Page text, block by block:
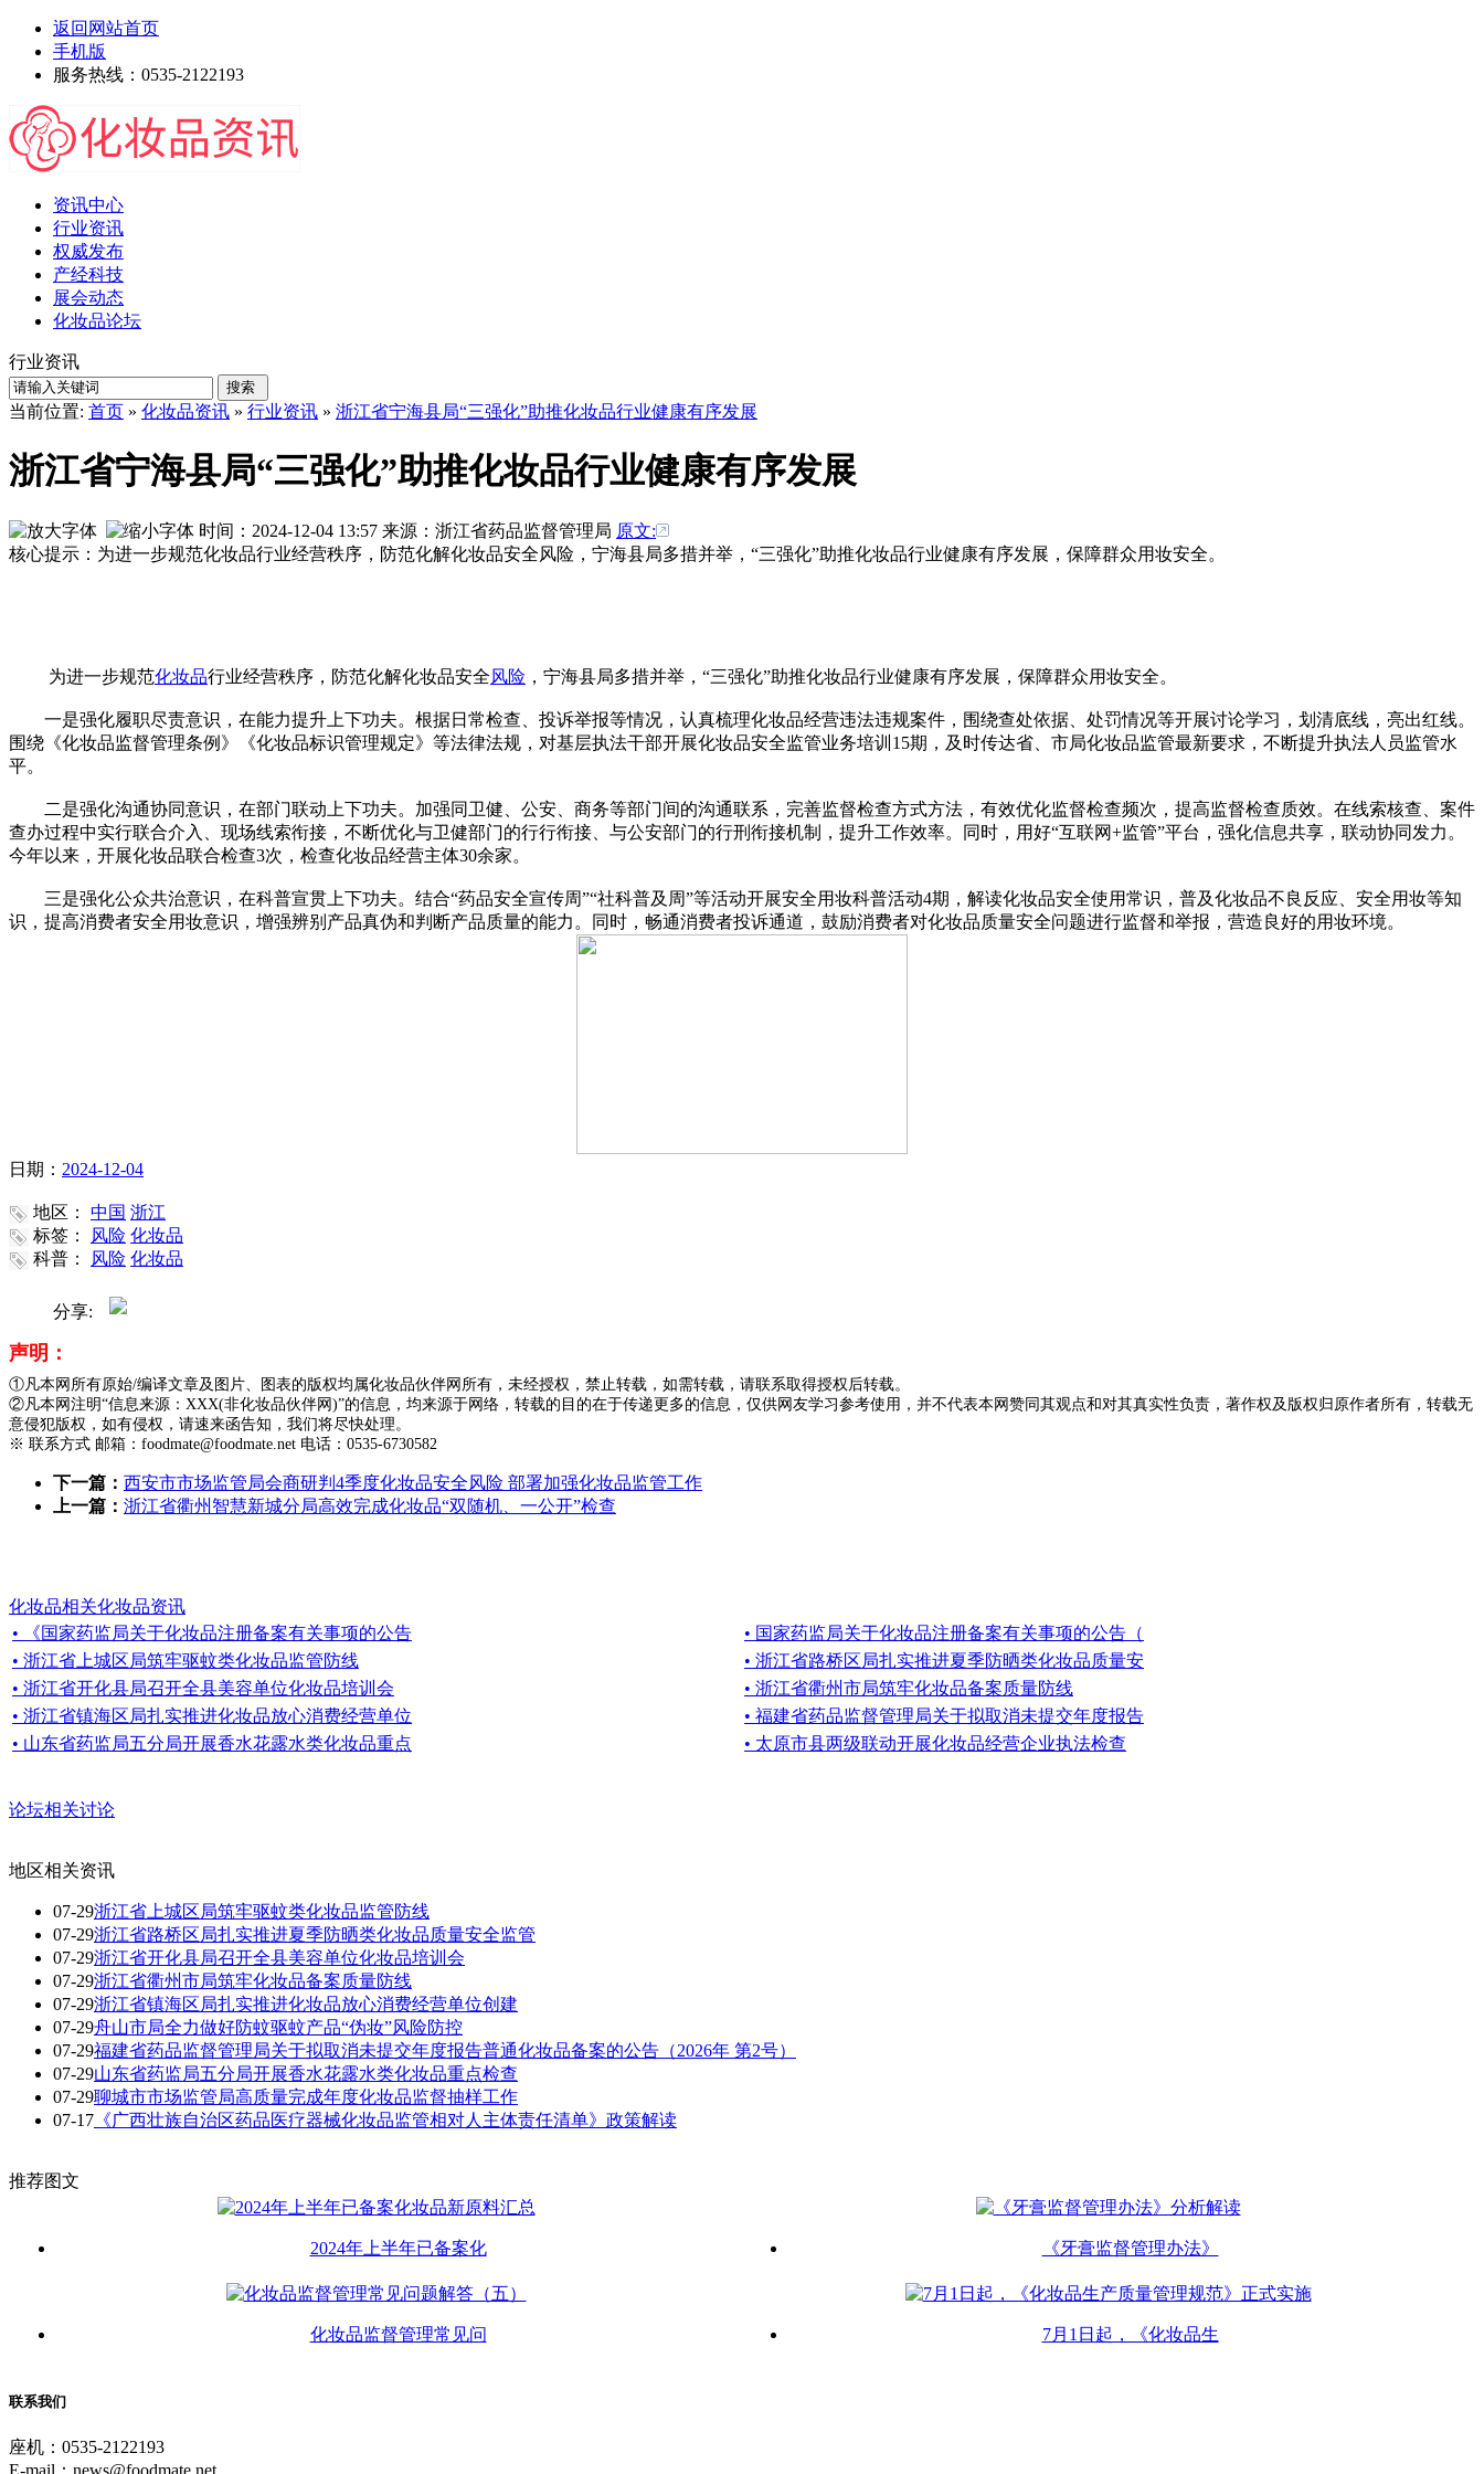
返回网站首页
手机版
服务热线：0535-2122193
资讯中心
行业资讯
权威发布
产经科技
展会动态
化妆品论坛
行业资讯
当前位置: 首页 » 化妆品资讯 » 行业资讯 » 浙江省宁海县局“三强化”助推化妆品行业健康有序发展
浙江省宁海县局“三强化”助推化妆品行业健康有序发展
时间：2024-12-04 13:57 来源：浙江省药品监督管理局 原文:
核心提示：为进一步规范化妆品行业经营秩序，防范化解化妆品安全风险，宁海县局多措并举，“三强化”助推化妆品行业健康有序发展，保障群众用妆安全。
为进一步规范化妆品行业经营秩序，防范化解化妆品安全风险 ，宁海县局多措并举，“三强化”助推化妆品行业健康有序发展，保障群众用妆安全。
一是强化履职尽责意识，在能力提升上下功夫。根据日常检查、投诉举报等情况，认真梳理化妆品经营违法违规案件，围绕查处依据、处罚情况等开展讨论学习，划清底线，亮出红线。
围绕《化妆品监督管理条例》《化妆品标识管理规定》等法律法规，对基层执法干部开展化妆品安全监管业务培训15期，及时传达省、市局化妆品监管最新要求，不断提升执法人员监管水
平。
二是强化沟通协同意识，在部门联动上下功夫。加强同卫健、公安、商务等部门间的沟通联系，完善监督检查方式方法，有效优化监督检查频次，提高监督检查质效。在线索核查、案件
查办过程中实行联合介入、现场线索衔接，不断优化与卫健部门的行行衔接、与公安部门的行刑衔接机制，提升工作效率。同时，用好“互联网+监管”平台，强化信息共享，联动协同发力。
今年以来，开展化妆品联合检查3次，检查化妆品经营主体30余家。
三是强化公众共治意识，在科普宣贯上下功夫。结合“药品安全宣传周”“社科普及周”等活动开展安全用妆科普活动4期，解读化妆品安全使用常识，普及化妆品不良反应、安全用妆等知
识，提高消费者安全用妆意识，增强辨别产品真伪和判断产品质量的能力。同时，畅通消费者投诉通道，鼓励消费者对化妆品质量安全问题进行监督和举报，营造良好的用妆环境。
日期： 2024-12-04
地区： 中国 浙江
标签：
风险 化妆品
科普：
风险 化妆品
分享:
声明：
①凡本网所有原始/编译文章及图片、图表的版权均属化妆品伙伴网所有，未经授权，禁止转载，如需转载，请联系取得授权后转载。
②凡本网注明“信息来源：XXX(非化妆品伙伴网)”的信息，均来源于网络，转载的目的在于传递更多的信息，仅供网友学习参考使用，并不代表本网赞同其观点和对其真实性负责，著作权及版权归原作者所有，转载无
意侵犯版权，如有侵权，请速来函告知，我们将尽快处理。
※ 联系方式 邮箱：foodmate@foodmate.net 电话：0535-6730582
下一篇： 西安市市场监管局会商研判4季度化妆品安全风险 部署加强化妆品监管工作
上一篇： 浙江省衢州智慧新城分局高效完成化妆品“双随机、一公开”检查
化妆品相关化妆品资讯
• 《国家药监局关于化妆品注册备案有关事项的公告
• 国家药监局关于化妆品注册备案有关事项的公告（
• 浙江省上城区局筑牢驱蚊类化妆品监管防线
• 浙江省路桥区局扎实推进夏季防晒类化妆品质量安
• 浙江省开化县局召开全县美容单位化妆品培训会
• 浙江省衢州市局筑牢化妆品备案质量防线
• 浙江省镇海区局扎实推进化妆品放心消费经营单位
• 福建省药品监督管理局关于拟取消未提交年度报告
• 山东省药监局五分局开展香水花露水类化妆品重点
• 太原市县两级联动开展化妆品经营企业执法检查
论坛相关讨论
地区相关资讯
07-29浙江省上城区局筑牢驱蚊类化妆品监管防线
07-29浙江省路桥区局扎实推进夏季防晒类化妆品质量安全监管
07-29浙江省开化县局召开全县美容单位化妆品培训会
07-29浙江省衢州市局筑牢化妆品备案质量防线
07-29浙江省镇海区局扎实推进化妆品放心消费经营单位创建
07-29舟山市局全力做好防蚊驱蚊产品“伪妆”风险防控
07-29福建省药品监督管理局关于拟取消未提交年度报告普通化妆品备案的公告（2026年 第2号）
07-29山东省药监局五分局开展香水花露水类化妆品重点检查
07-29聊城市市场监管局高质量完成年度化妆品监督抽样工作
07-17 《广西壮族自治区药品医疗器械化妆品监管相对人主体责任清单》政策解读
推荐图文
2024年上半年已备案化 《牙膏监督管理办法》
化妆品监督管理常见问 7月1日起，《化妆品生
联系我们
座机：0535-2122193